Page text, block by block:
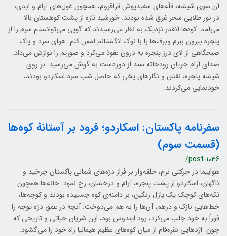
آن سوی شیشه، قلّه‌های سفیدپوش قراقروم، همچون غول‌های آرام و ابدی،
در نور طلایی سحر غرق شده بودند. خورشید تازه از پشت کوهستان بالا
می‌آمد. کوه‌ها آنقدر نزدیک به نظر می‌رسیدند که گویی می‌توانستم سرم را از
پنجره بیرون ببرم وبرف‌ها را با نوک انگشتانم لمس کنم. هوای سرد و پاک
صبحگاهی از لای درز پنجره به درون نفوذ می‌کرد و صورتم را نوازش می‌داد.
صدای آرام جریان رودخانه سند از دوردست به گوش می‌رسید. بر روی
شیشه پنجره، نقش و نگارهای یخی که حاصل شب سرد اسکاردو بودند،
خودنمایی می‌کردند.
سفرنامه پاکستان: اسکاردو؛ فرود بر آستانهٔ کوه‌ها
(قسمت سوم)
/post-1036
هواپیما در حرکتی نرم، حلقه‌وار بر فراز درّه‌های شمالی پاکستان چرخید و
ناگهان، اسکاردو از پشت پنجره، آرام و درخشان، رخ نمود. خانه‌ها همچون
تکه‌های کوچک یک پازل رنگین، بر دامنه‌ی کوه چسبیده بودند و کوچه‌ها،
خط‌هایی نازک و درهم، آن‌ها را به هم می‌دوخت. آنچه در عمق درّه توجه را
فوراً به خود جلب می‌کرد، رود ایندوس بود، این شریان حیاتی و تاریخی که
چون اژدهایی نقره‌فام از میان کوه‌های عظیم هیمالیا راه خود را می‌گشود.